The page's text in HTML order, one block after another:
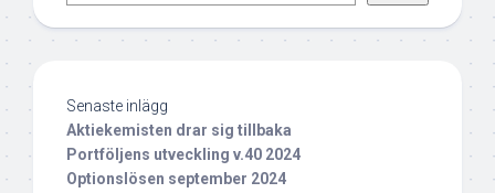
Senaste inlägg
Aktiekemisten drar sig tillbaka
Portföljens utveckling v.40 2024
Optionslösen september 2024